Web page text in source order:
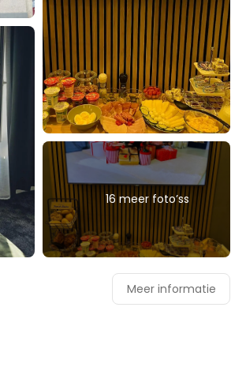
16 meer foto’ss
Meer informatie